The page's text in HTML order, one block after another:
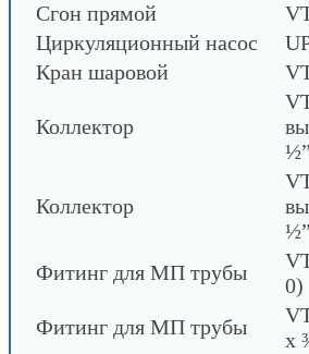
Сгон прямой
Циркуляционный насос
Кран шаровой
Коллектор
½”
Коллектор
½”
Фитинг для МП трубы
0)
Фитинг для МП трубы
х